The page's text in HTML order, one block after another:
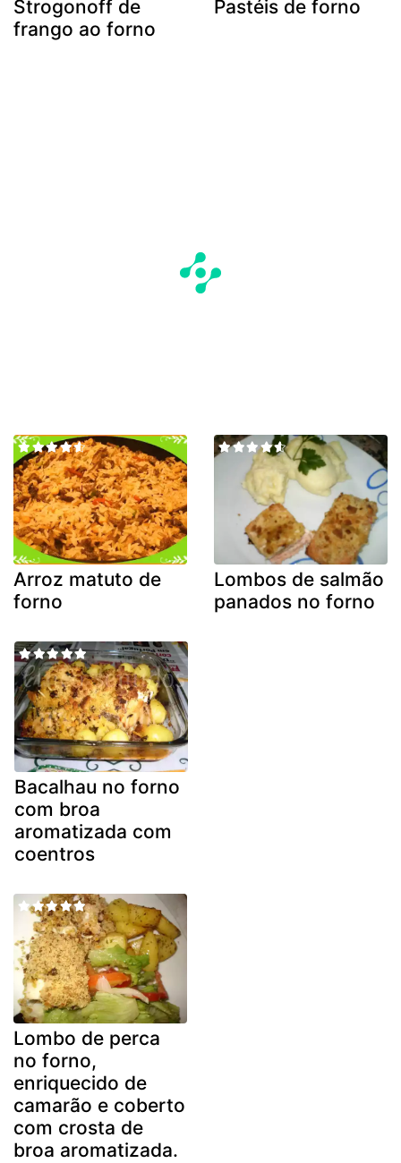
Strogonoff de
frango ao forno
Pastéis de forno
Arroz matuto de
forno
Lombos de salmão
panados no forno
Bacalhau no forno
com broa
aromatizada com
coentros
Lombo de perca
no forno,
enriquecido de
camarão e coberto
com crosta de
broa aromatizada.